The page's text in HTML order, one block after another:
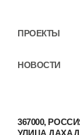
ПРОЕКТЫ
НОВОСТИ
367000,
УЛИЦА